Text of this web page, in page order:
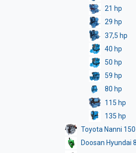
21 hp
29 hp
37,5 hp
40 hp
50 hp
59 hp
80 hp
115 hp
135 hp
Toyota Nanni
Doosan Hyundai